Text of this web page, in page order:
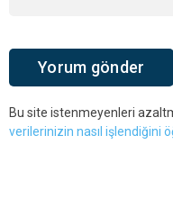
Bu site istenmeyenleri
verilerinizin nasıl işlendiğini